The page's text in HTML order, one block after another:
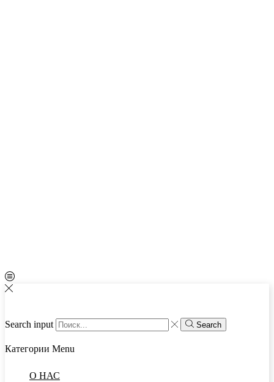
Search input Search
Категории Menu
О НАС